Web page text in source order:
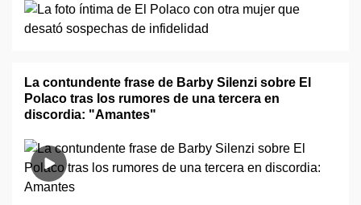
La contundente frase de Barby Silenzi sobre El
Polaco tras los rumores de una tercera en
discordia: "Amantes"